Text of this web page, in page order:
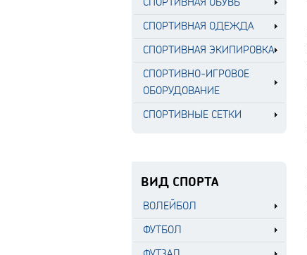
СПОРТИВНАЯ ОДЕЖДА
СПОРТИВНАЯ ЭКИПИРОВКА
СПОРТИВНО-ИГРОВОЕ
ОБОРУДОВАНИЕ
СПОРТИВНЫЕ СЕТКИ
ВИД СПОРТА
ВОЛЕЙБОЛ
ФУТБОЛ